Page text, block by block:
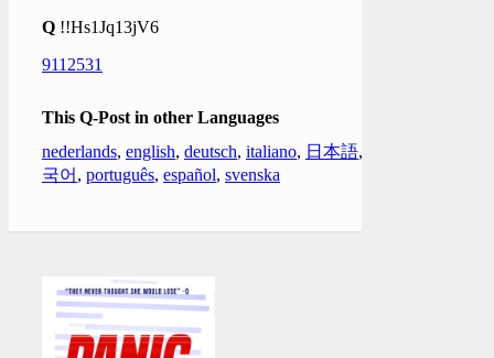
Q !!Hs1Jq13jV6
9112531
This Q-Post in other Languages
nederlands, english, deutsch, italiano, 日本語,
국어 , português, español, svenska